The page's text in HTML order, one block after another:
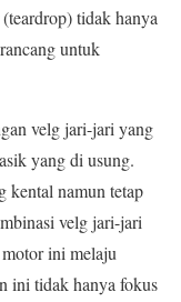
tidak hanya
untuk
velg jari-jari yang
yang di usung.
kental namun tetap
velg jari-jari
ini melaju
ini tidak hanya fokus